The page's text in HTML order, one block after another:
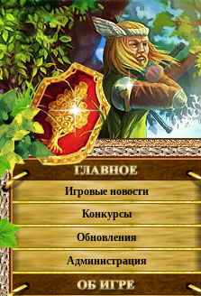
Игровые новости
Конкурсы
Обновления
Администрация